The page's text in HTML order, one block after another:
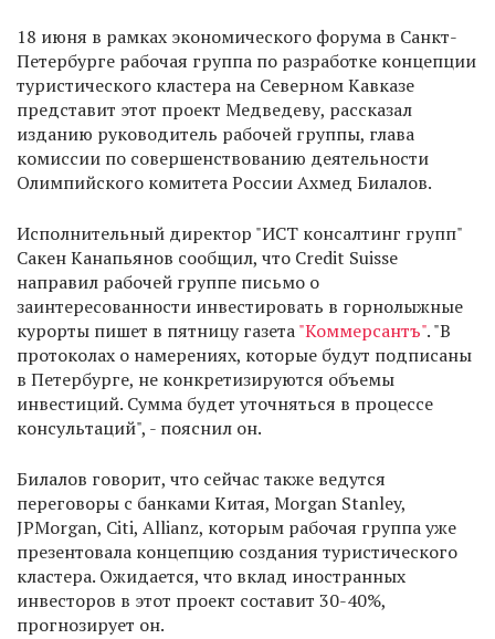
18 июня в рамках экономического форума в Санкт-
Петербурге рабочая группа по разработке концепции
туристического кластера на Северном Кавказе
представит этот проект Медведеву, рассказал
изданию руководитель рабочей группы, глава
комиссии по совершенствованию деятельности
Олимпийского комитета России Ахмед Билалов.
Исполнительный директор "ИСТ консалтинг групп"
Сакен Канапьянов сообщил, что Credit Suisse
направил рабочей группе письмо о
заинтересованности инвестировать в горнолыжные
курорты пишет в пятницу газета"Коммерсантъ". "В
протоколах о намерениях, которые будут подписаны
в Петербурге, не конкретизируются объемы
инвестиций. Сумма будет уточняться в процессе
консультаций", - пояснил он.
Билалов говорит, что сейчас также ведутся
переговоры с банками Китая, Morgan Stanley,
JPMorgan, Citi, Allianz, которым рабочая группа уже
презентовала концепцию создания туристического
кластера. Ожидается, что вклад иностранных
инвесторов в этот проект составит 30-40%,
прогнозирует он.